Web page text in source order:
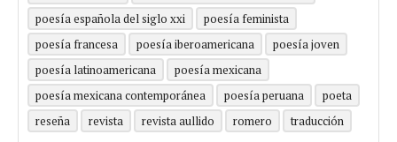
poesía española del siglo xxi
poesía feminista
poesía francesa
poesía iberoamericana
poesía joven
poesía latinoamericana
poesía mexicana
poesía mexicana contemporánea
poesía peruana
poeta
reseña
revista revista aullido romero traducción